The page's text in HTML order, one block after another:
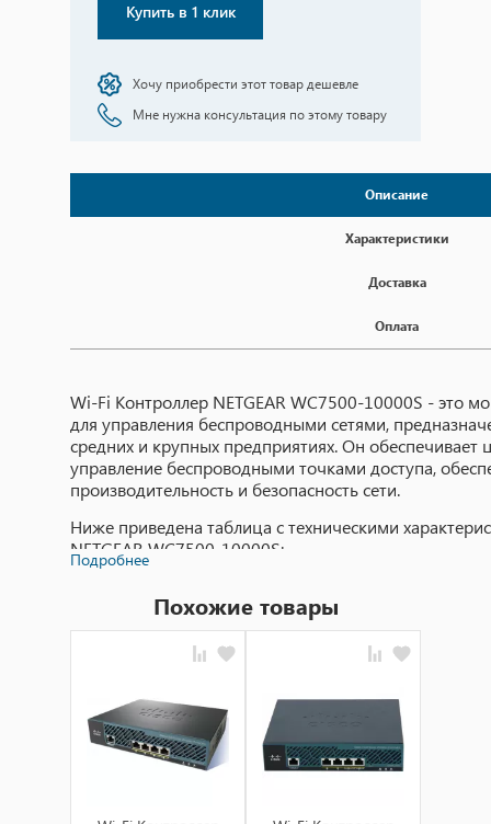
Купить в 1 клик
Хочу приобрести этот товар дешевле
Мне нужна консультация по этому товару
Описание
Характеристики
Доставка
Оплата
Wi-Fi Контроллер NETGEAR WC7500-10000S - это
для управления беспроводными сетями,
средних и крупных предприятиях. Он обеспечивает
управление беспроводными точками доступа,
производительность и безопасность сети.
Ниже приведена таблица с техническими
NETGEAR WC7500-10000S:
Технические характеристики:
Интерфейс
Подробнее
Похожие товары